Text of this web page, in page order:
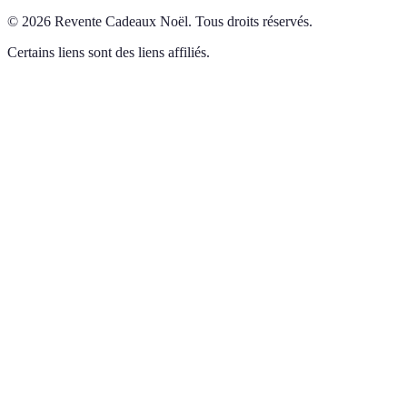
© 2026 Revente Cadeaux Noël. Tous droits réservés.
Certains liens sont des liens affiliés.